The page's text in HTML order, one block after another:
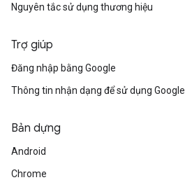
Nguyên tắc sử dụng thương hiệu
Trợ giúp
Đăng nhập bằng Google
Thông tin nhận dạng để sử dụng Google
Bản dựng
Android
Chrome